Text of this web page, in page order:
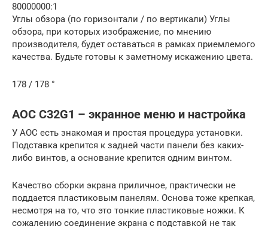
80000000:1
Углы обзора (по горизонтали / по вертикали) Углы
обзора, при которых изображение, по мнению
производителя, будет оставаться в рамках приемлемого
качества. Будьте готовы к заметному искажению цвета.
178 / 178 °
AOC C32G1 – экранное меню и настройка
У AOC есть знакомая и простая процедура установки.
Подставка крепится к задней части панели без каких-
либо винтов, а основание крепится одним винтом.
Качество сборки экрана приличное, практически не
поддается пластиковым панелям. Основа тоже крепкая,
несмотря на то, что это тонкие пластиковые ножки. К
сожалению соединение экрана с подставкой не так